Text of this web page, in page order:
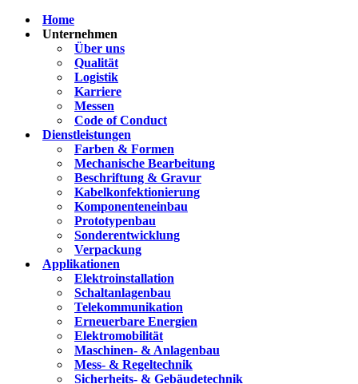
Home
Unternehmen
Über uns
Qualität
Logistik
Karriere
Messen
Code of Conduct
Dienstleistungen
Farben & Formen
Mechanische Bearbeitung
Beschriftung & Gravur
Kabelkonfektionierung
Komponenteneinbau
Prototypenbau
Sonderentwicklung
Verpackung
Applikationen
Elektroinstallation
Schaltanlagenbau
Telekommunikation
Erneuerbare Energien
Elektromobilität
Maschinen- & Anlagenbau
Mess- & Regeltechnik
Sicherheits- & Gebäudetechnik